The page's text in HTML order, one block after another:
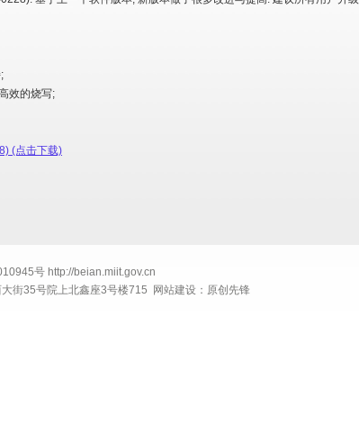
效的烧写;
(点击下载)
号 http://beian.miit.gov.cn
街35号院上北鑫座3号楼715 网站建设：原创先锋